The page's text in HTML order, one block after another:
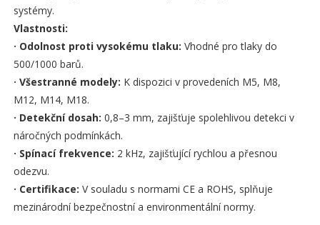
systémy.
Vlastnosti:
· Odolnost proti vysokému tlaku: Vhodné pro tlaky do
500/1000 barů.
· Všestranné modely: K dispozici v provedeních M5, M8,
M12, M14, M18.
· Detekční dosah: 0,8–3 mm, zajišťuje spolehlivou detekci v
náročných podmínkách.
· Spínací frekvence: 2 kHz, zajišťující rychlou a přesnou
odezvu.
· Certifikace: V souladu s normami CE a ROHS, splňuje
mezinárodní bezpečnostní a environmentální normy.